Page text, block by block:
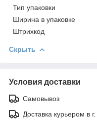
Тип упаковки
Ширинa в упаковке
Штрихкод
Скрыть
Условия доставки
Самовывоз
Доставка курьером в